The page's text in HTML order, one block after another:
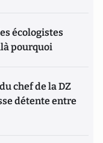
écologistes
pourquoi
chef de la DZ
détente entre